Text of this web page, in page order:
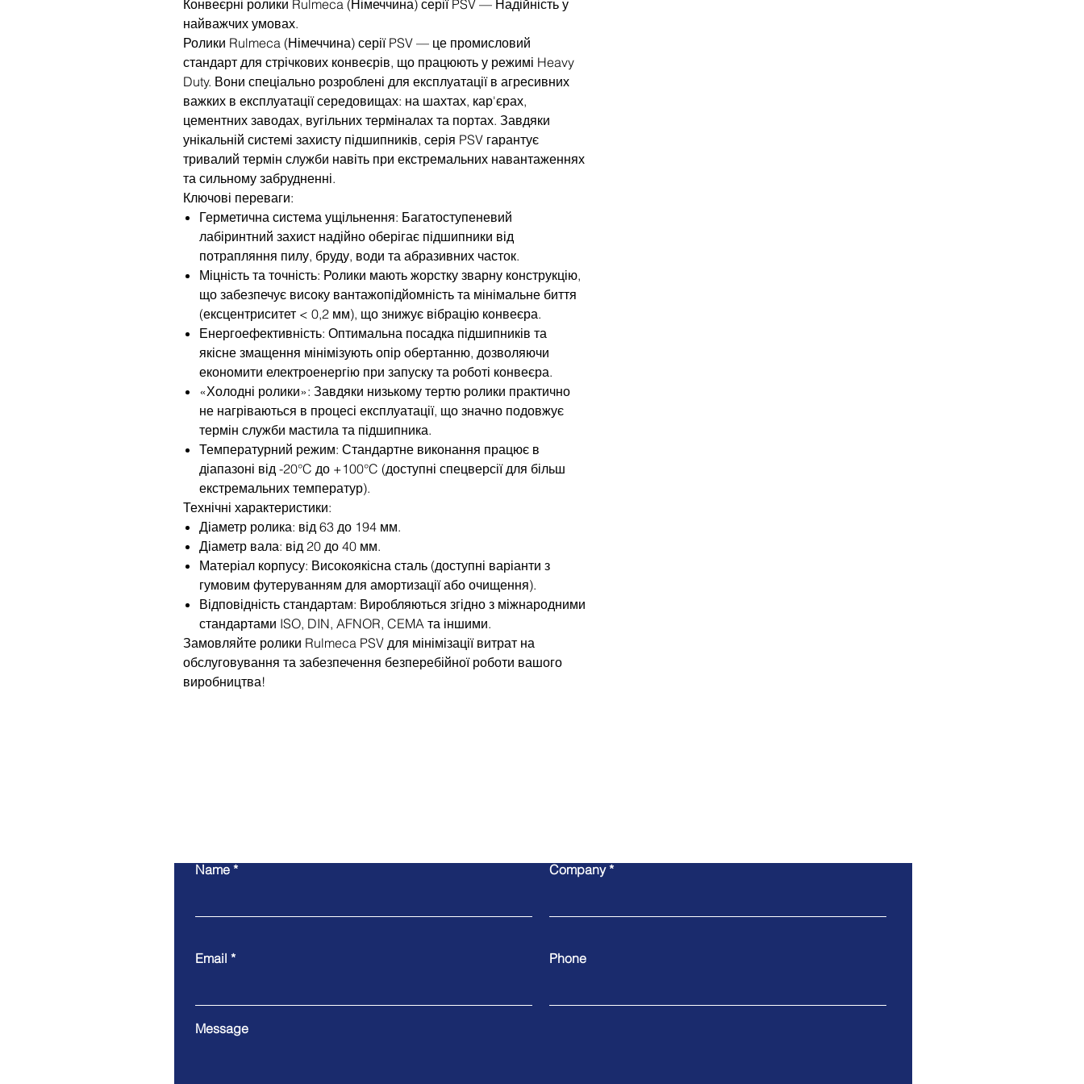
Конвеєрні ролики Rulmeca (Німеччина) серії PSV — Надійність у
найважчих умовах.
Ролики Rulmeca (Німеччина) серії PSV — це промисловий
стандарт для стрічкових конвеєрів, що працюють у режимі Heavy
Duty. Вони спеціально розроблені для експлуатації в агресивних
важких в експлуатації середовищах: на шахтах, кар'єрах,
цементних заводах, вугільних терміналах та портах. Завдяки
унікальній системі захисту підшипників, серія PSV гарантує
тривалий термін служби навіть при екстремальних навантаженнях
та сильному забрудненні.
Ключові переваги:
Герметична система ущільнення: Багатоступеневий
лабіринтний захист надійно оберігає підшипники від
потрапляння пилу, бруду, води та абразивних часток.
Міцність та точність: Ролики мають жорстку зварну конструкцію,
що забезпечує високу вантажопідйомність та мінімальне биття
(ексцентриситет < 0,2 мм), що знижує вібрацію конвеєра.
Енергоефективність: Оптимальна посадка підшипників та
якісне змащення мінімізують опір обертанню, дозволяючи
економити електроенергію при запуску та роботі конвеєра.
«Холодні ролики»: Завдяки низькому тертю ролики практично
не нагріваються в процесі експлуатації, що значно подовжує
термін служби мастила та підшипника.
Температурний режим: Стандартне виконання працює в
діапазоні від -20°C до +100°C (доступні спецверсії для більш
екстремальних температур).
Технічні характеристики:
Діаметр ролика: від 63 до 194 мм.
Діаметр вала: від 20 до 40 мм.
Матеріал корпусу: Високоякісна сталь (доступні варіанти з
гумовим футеруванням для амортизації або очищення).
Відповідність стандартам: Виробляються згідно з міжнародними
стандартами ISO, DIN, AFNOR, CEMA та іншими.
Замовляйте ролики Rulmeca PSV для мінімізації витрат на
обслуговування та забезпечення безперебійної роботи вашого
виробництва!
Name Company
Email Phone
Message